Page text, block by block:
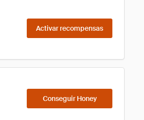
Activar recompensas
Conseguir Honey